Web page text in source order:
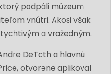
podpáli múzeum
vnútri. Akosi však
a vražedným.
DeToth a hlavnú
otvorene aplikoval